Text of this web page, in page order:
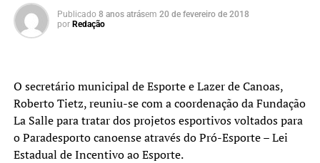
Publicado 8 anos atrásem 20 de fevereiro de 2018
por Redação
O secretário municipal de Esporte e Lazer de Canoas,
Roberto Tietz, reuniu-se com a coordenação da Fundação
La Salle para tratar dos projetos esportivos voltados para
o Paradesporto canoense através do Pró-Esporte – Lei
Estadual de Incentivo ao Esporte.